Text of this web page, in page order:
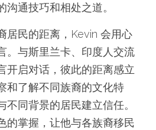
沟通技巧和相处之道。
居民的距离，Kevin 会用心
。与斯里兰卡、印度人交流
开启对话，彼此的距离感立
和了解不同族裔的文化特
不同背景的居民建立信任。
的掌握，让他与各族裔移民